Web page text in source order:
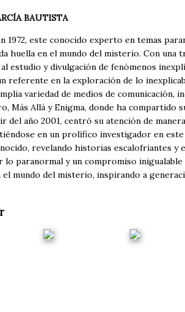
BAUTISTA
1972, este conocido experto en temas
huella en el mundo del misterio. Con una
estudio y divulgación de fenómenos
referente en la exploración de lo
variedad de medios de comunicación,
Más Allá y Enigma, donde ha compartido
del año 2001, centró su atención de
en un prolífico investigador en
revelando historias escalofriantes y
paranormal y un compromiso
el mundo del misterio, inspirando a